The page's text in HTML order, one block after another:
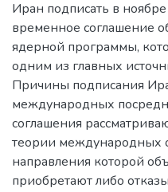
Иран подписать в
временное соглашение
ядерной программы,
одним из главных
Причины подписания
международных
соглашения
теории международных
направления которой
приобретают либо